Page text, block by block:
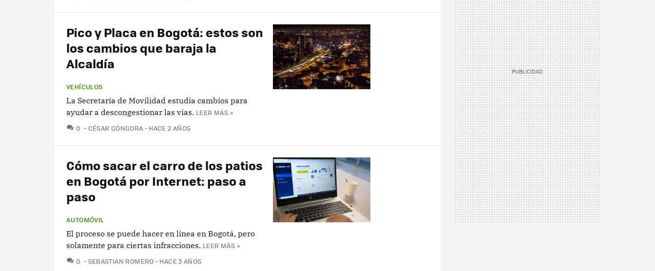
Pico y Placa en Bogotá: estos son
los cambios que baraja la
Alcaldía
VEHÍCULOS
La Secretaría de Movilidad estudia cambios para
ayudar a descongestionar las vías. LEER MÁS »
0 COMENTARIOS
CÉSAR GÓNGORA HACE 2 AÑOS
Cómo sacar el carro de los patios
en Bogotá por Internet: paso a
paso
AUTOMÓVIL
El proceso se puede hacer en línea en Bogotá, pero
solamente para ciertas infracciones. LEER MÁS »
0 COMENTARIOS
SEBASTIAN ROMERO HACE 3 AÑOS